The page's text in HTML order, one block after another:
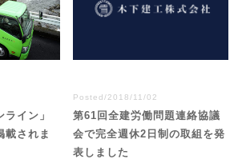
ライン」
載されま
Posted/2018/11/02
第61回全建労働問題連絡協議
会で完全週休2日制の取組を発
表しました